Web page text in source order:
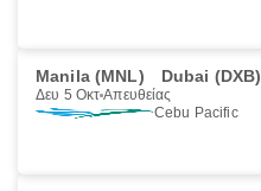
Manila (MNL) Dubai (DXB)
Δευ 5 Οκτ Απευθείας
Cebu Pacific